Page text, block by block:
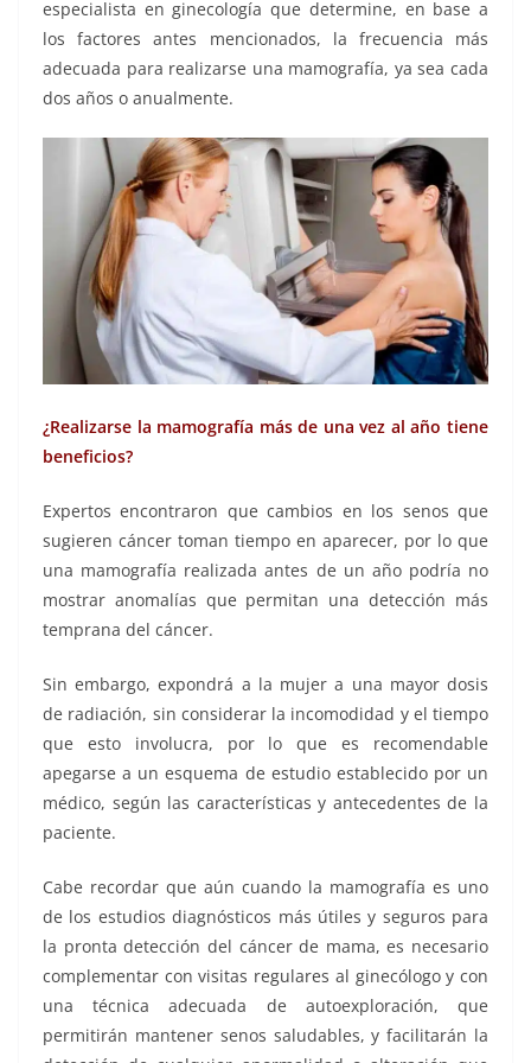
especialista en ginecología que determine, en base a
los factores antes mencionados, la frecuencia más
adecuada para realizarse una mamografía, ya sea cada
dos años o anualmente.
¿Realizarse la mamografía más de una vez al año tiene
beneficios?
Expertos encontraron que cambios en los senos que
sugieren cáncer toman tiempo en aparecer, por lo que
una mamografía realizada antes de un año podría no
mostrar anomalías que permitan una detección más
temprana del cáncer.
Sin embargo, expondrá a la mujer a una mayor dosis
de radiación, sin considerar la incomodidad y el tiempo
que esto involucra, por lo que es recomendable
apegarse a un esquema de estudio establecido por un
médico, según las características y antecedentes de la
paciente.
Cabe recordar que aún cuando la mamografía es uno
de los estudios diagnósticos más útiles y seguros para
la pronta detección del cáncer de mama, es necesario
complementar con visitas regulares al ginecólogo y con
una técnica adecuada de autoexploración, que
permitirán mantener senos saludables, y facilitarán la